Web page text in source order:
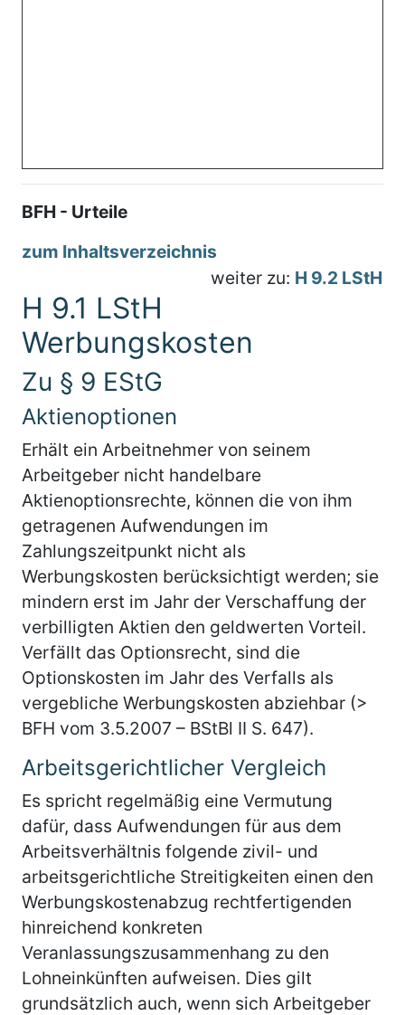
BFH - Urteile
zum Inhaltsverzeichnis
weiter zu: H 9.2 LStH
H 9.1 LStH
Werbungskosten
Zu § 9 EStG
Aktienoptionen
Erhält ein Arbeitnehmer von seinem
Arbeitgeber nicht handelbare
Aktienoptionsrechte, können die von ihm
getragenen Aufwendungen im
Zahlungszeitpunkt nicht als
Werbungskosten berücksichtigt werden; sie
mindern erst im Jahr der Verschaffung der
verbilligten Aktien den geldwerten Vorteil.
Verfällt das Optionsrecht, sind die
Optionskosten im Jahr des Verfalls als
vergebliche Werbungskosten abziehbar (>
BFH vom 3.5.2007 – BStBl II S. 647).
Arbeitsgerichtlicher Vergleich
Es spricht regelmäßig eine Vermutung
dafür, dass Aufwendungen für aus dem
Arbeitsverhältnis folgende zivil- und
arbeitsgerichtliche Streitigkeiten einen den
Werbungskostenabzug rechtfertigenden
hinreichend konkreten
Veranlassungszusammenhang zu den
Lohneinkünften aufweisen. Dies gilt
grundsätzlich auch, wenn sich Arbeitgeber